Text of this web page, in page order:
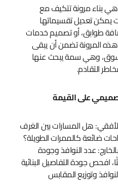
بناء مرونة تتكيف مع
يمكن تعديل تقسيماتها
طوابق، أو تصميم خدمات
المرونة تضمن أن يبقى
وهي سمة يبحث عنها
التقادم.
على القيمة
هل المسارات بين الغرف
ضائعة كالممرات الطويلة؟
عدد النوافذ وجودة
افحص جودة التفاصيل البنائية
وتوزيع المقابس